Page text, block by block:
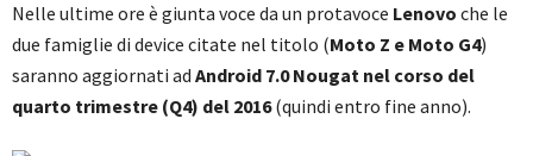
Nelle ultime ore è giunta voce da un protavoce Lenovo che le
due famiglie di device citate nel titolo (Moto Z e Moto G4)
saranno aggiornati ad Android 7.0 Nougat nel corso del
quarto trimestre (Q4) del 2016(quindi entro fine anno).